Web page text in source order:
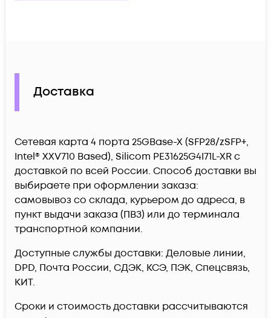
Доставка
Сетевая карта 4 порта 25GBase-X (SFP28/zSFP+,
Intel® XXV710 Based), Silicom PE31625G4I71L-XR c
доставкой по всей России. Способ доставки вы
выбираете при оформлении заказа:
самовывоз со склада, курьером до адреса, в
пункт выдачи заказа (ПВЗ) или до терминала
транспортной компании.
Доступные службы доставки: Деловые линии,
DPD, Почта России, СДЭК, КСЭ, ПЭК, Спецсвязь,
КИТ.
Сроки и стоимость доставки рассчитываются